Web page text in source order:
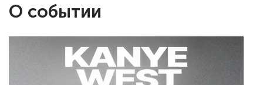
О событии